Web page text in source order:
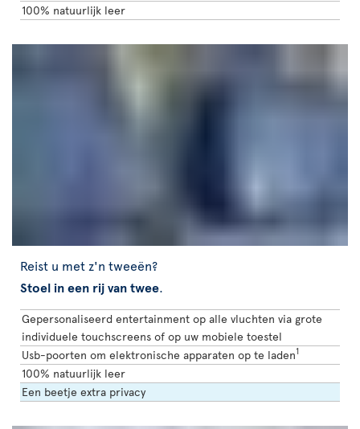
100% natuurlijk leer
Reist u met z'n tweeën?
Stoel in een rij van twee.
Gepersonaliseerd entertainment op alle vluchten via grote
individuele touchscreens of op uw mobiele toestel
Usb-poorten om elektronische apparaten op te laden1
100% natuurlijk leer
Een beetje extra privacy